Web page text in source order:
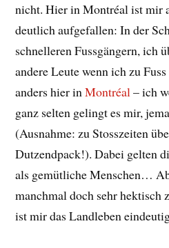
nicht. Hier in Montréal ist mir
deutlich aufgefallen: In der
schnelleren Fussgängern, ich
andere Leute wenn ich zu
anders hier inMontréal– ich
ganz selten gelingt es mir,
(Ausnahme: zu Stosszeiten
Dutzendpack!). Dabei gelten
als gemütliche Menschen…
manchmal doch sehr hektisch
ist mir das Landleben